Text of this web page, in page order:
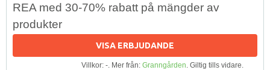
REA med 30-70% rabatt på mängder av
produkter
VISA ERBJUDANDE
Villkor: -. Mer från: Granngården. Giltig tills vidare.